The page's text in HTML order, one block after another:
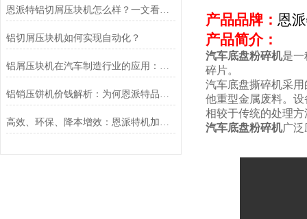
恩派特铝切屑压块机怎么样？一文看懂为什么它值得推荐
铝切屑压块机如何实现自动化？
铝屑压块机在汽车制造行业的应用：恩派特品牌推荐
铝销压饼机价钱解析：为何恩派特品牌是您的高价值之选？
高效、环保、降本增效：恩派特机加工铝屑压饼机在汽车制造行业的应用
产品品牌： 恩
产品简介：
汽车底盘粉碎机是一
碎片。
汽车底盘撕碎机采
他重型金属废料。
相较于传统的处理
汽车底盘粉碎机广泛